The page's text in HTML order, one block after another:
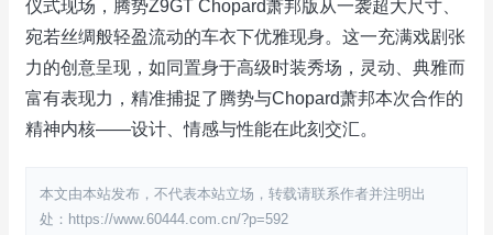
仪式现场，腾势Z9GT Chopard萧邦版从一袭超大尺寸、
宛若丝绸般轻盈流动的车衣下优雅现身。这一充满戏剧张
力的创意呈现，如同置身于高级时装秀场，灵动、典雅而
富有表现力，精准捕捉了腾势与Chopard萧邦本次合作的
精神内核——设计、情感与性能在此刻交汇。
本文由本站发布，不代表本站立场，转载请联系作者并注明出
处：https://www.60444.com.cn/?p=592